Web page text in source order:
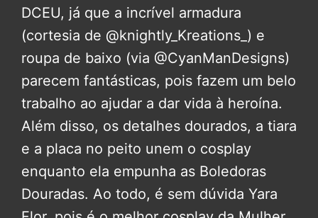
DCEU, já que a incrível armadura
(cortesia de @knightly_Kreations_) e
roupa de baixo (via @CyanManDesigns)
parecem fantásticas, pois fazem um belo
trabalho ao ajudar a dar vida à heroína.
Além disso, os detalhes dourados, a tiara
e a placa no peito unem o cosplay
enquanto ela empunha as Boledoras
Douradas. Ao todo, é sem dúvida Yara